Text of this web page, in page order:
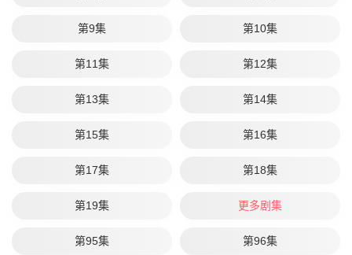
第9集 第10集
第11集 第12集
第13集 第14集
第15集 第16集
第17集 第18集
第19集 更多剧集
第95集 第96集